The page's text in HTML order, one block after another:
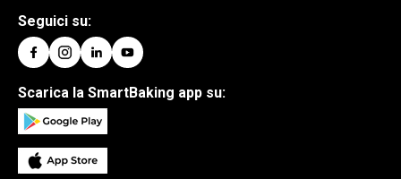
Seguici su:
Scarica la SmartBaking app su: